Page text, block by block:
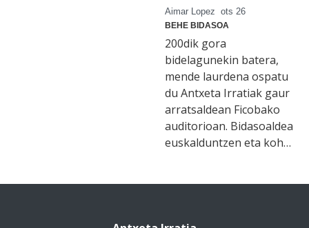
Aimar Lopez ots 26
BEHE BIDASOA
200dik gora
bidelagunekin batera,
mende laurdena ospatu
du Antxeta Irratiak gaur
arratsaldean Ficobako
auditorioan. Bidasoaldea
euskalduntzen eta koh…